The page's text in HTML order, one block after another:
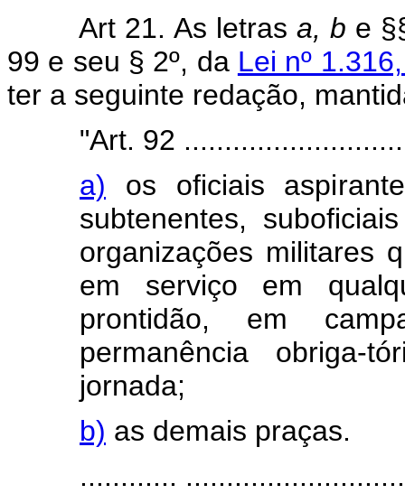
Art 21. As letras a, b e
99 e seu § 2º, da Lei nº
ter a seguinte redação,
"Art. 92
a) os oficiais
subtenentes,
organizações militares
em serviço em
prontidão, em
permanência obriga-
jornada;
b) as demais praças.
............